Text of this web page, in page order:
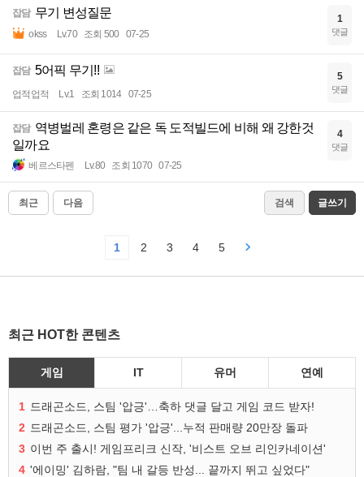
잡담 무기 변성질문
okss Lv.70 조회 500 07-25
1
댓글
잡담 5어픽 무기!!
업적업적 Lv.1 조회 1014 07-25
5
댓글
잡담 역병벌레 혼령은 같은 독 도적빌드에 비해 왜 강한것
일까요
베르스타펜 Lv.80 조회 1070 07-25
4
댓글
최근 다음 검색 글쓰기
1 2 3 4 5
최근 HOT한 콘텐츠
게임 IT 유머 연예
1 드래곤소드, 스팀 '압긍'…축하 댓글 달고 게임 코드 받자!
2 드래곤소드, 스팀 평가 '압긍'...누적 판매량 20만장 돌파
3 이번 주 출시! 게임프리크 신작, '비스트 오브 리인카네이션'
4 '에이밍' 김하람, "팀 내 갈등 반성... 끝까지 뛰고 싶었다"